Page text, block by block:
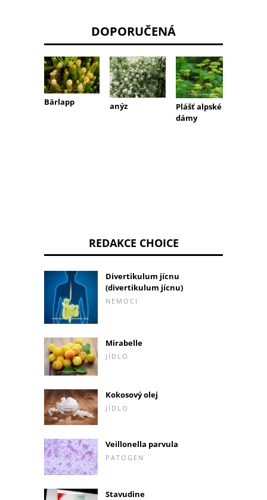
DOPORUČENÁ
Bärlapp anýz
Plášť alpské
dámy
REDAKCE CHOICE
Divertikulum jícnu
(divertikulum jícnu)
NEMOCI
Mirabelle
JÍDLO
Kokosový olej
JÍDLO
Veillonella parvula
PATOGEN
Stavudine